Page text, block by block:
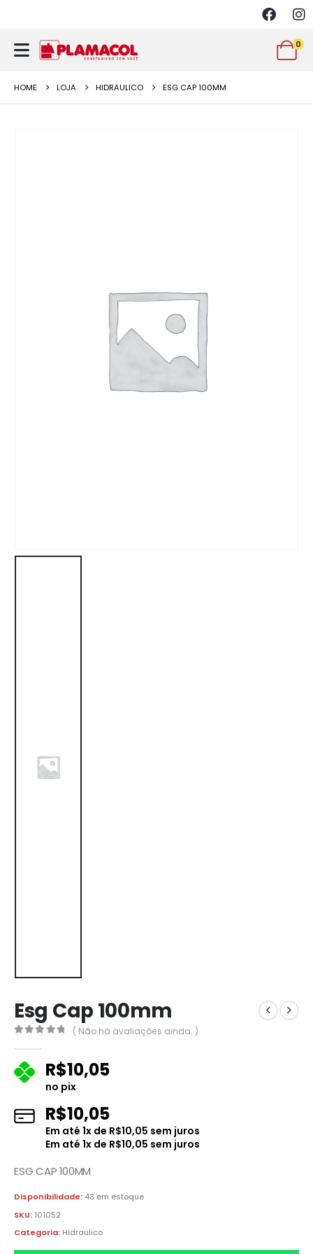
0
HOME LOJA HIDRAULICO ESG CAP 100MM
Esg Cap 100mm
( Não há avaliações ainda. )
R$10,05
no pix
R$10,05
Em até 1x de R$10,05 sem juros
Em até 1x de R$10,05 sem juros
ESG CAP 100MM
Disponibilidade: 43 em estoque
SKU: 101052
Categoria: Hidraulico